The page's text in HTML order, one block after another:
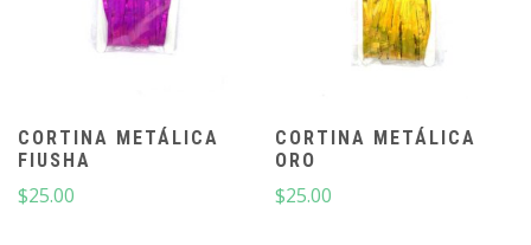
CORTINA METÁLICA
FIUSHA
$25.00
CORTINA METÁLICA
ORO
$25.00